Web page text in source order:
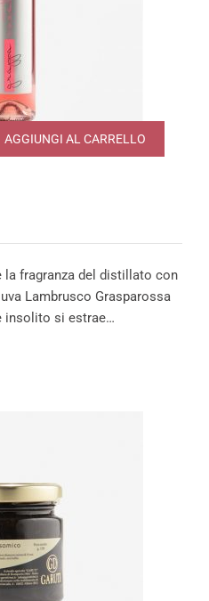
AGGIUNGI AL CARRELLO
la fragranza del distillato con
Lambrusco Grasparossa
insolito si estrae…